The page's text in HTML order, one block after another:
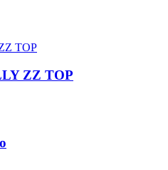
ZZ TOP